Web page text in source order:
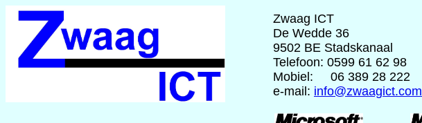
Zwaag ICT
De Wedde 36
9502 BE Stadskanaal
Telefoon: 0599 61 62 98
Mobiel: 06 389 28 222
e-mail: info@zwaagict.com